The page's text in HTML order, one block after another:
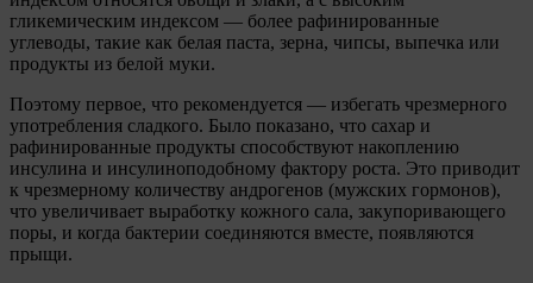
гликемическим индексом — более рафинированные
углеводы, такие как белая паста, зерна, чипсы, выпечка или
продукты из белой муки.
Поэтому первое, что рекомендуется — избегать чрезмерного
употребления сладкого. Было показано, что сахар и
рафинированные продукты способствуют накоплению
инсулина и инсулиноподобному фактору роста. Это приводит
к чрезмерному количеству андрогенов (мужских гормонов),
что увеличивает выработку кожного сала, закупоривающего
поры, и когда бактерии соединяются вместе, появляются
прыщи.